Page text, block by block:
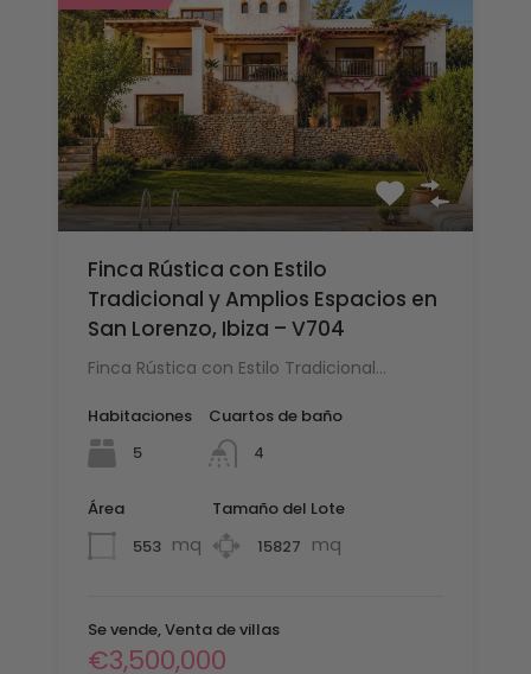
Finca Rústica con Estilo
Tradicional y Amplios Espacios en
San Lorenzo, Ibiza – V704
Finca Rústica con Estilo Tradicional…
Habitaciones
5
Cuartos de baño
4
Área
553 mq
Tamaño del Lote
15827 mq
Se vende, Venta de villas
€3,500,000